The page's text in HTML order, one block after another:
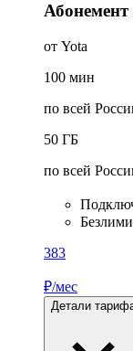
Абонемент
от Yota
100 мин
по всей
50 ГБ
по всей
383
₽/мес
Детали